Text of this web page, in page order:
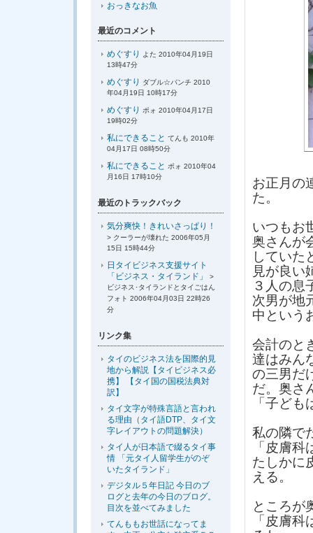
お正月の
た。
いつもお
奥さんが
していた
見が良い
３人の息
次男が地
中という
会計のと
達はみん
の三男だ
だ。奥さ
「子ど
私の隣で
「皮膚
たしかに
える。
ところが
「皮膚
おっきなお魚
最近のコメント
めぐすり よた 2010年04月19日
13時47分
めぐすり
ダブル☆パンチ 2010
年04月19日 10時17分
めぐすり
ポォ 2010年04月17日
19時02分
私にできること てんも 2010年
04月17日 08時50分
私にできること ポォ 2010年04
月16日 17時10分
最近のトラックバック
気分爽快！きれいさっぱり！
> クーラーが壊れた 2006年05月
15日 15時44分
日タイビジネス支援サイト
「ビジネス・タイランド」
>
ビジネス･タイランドとタイごはん
フォト 2006年04月03日 22時26
分
リンク集
タイのビジネス法を国際的見
地から解説【タイビジネス必
携】 【タイ国の国税法典対
訳】
タイ文字が特殊言語と言われ
る理由（タイ語DTP、タイ文
字レイアウトの問題解決）
タイ人が日本語で綴るタイ事
情 「元タイ人留学生がのぞ
いたタイランド」
デジタル５年日記 今日のブ
ログと去年の今日のブログ。
目次を並べてみました
てんももお世話になってま